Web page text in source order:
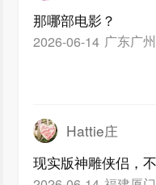
那哪部电影？
2026-06-14 广东广州
Hattie庄
现实版神雕侠侣，